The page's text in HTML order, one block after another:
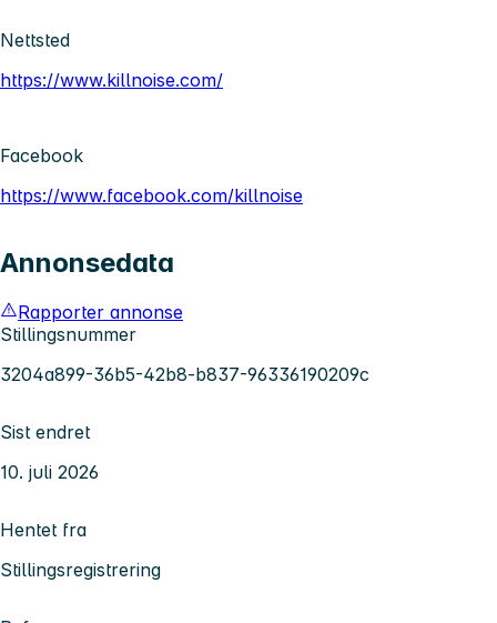
Nettsted
https://www.killnoise.com/
Facebook
https://www.facebook.com/killnoise
Annonsedata
Rapporter annonse
Stillingsnummer
3204a899-36b5-42b8-b837-96336190209c
Sist endret
10. juli 2026
Hentet fra
Stillingsregistrering